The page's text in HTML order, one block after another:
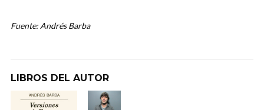
Fuente: Andrés Barba
LIBROS DEL AUTOR